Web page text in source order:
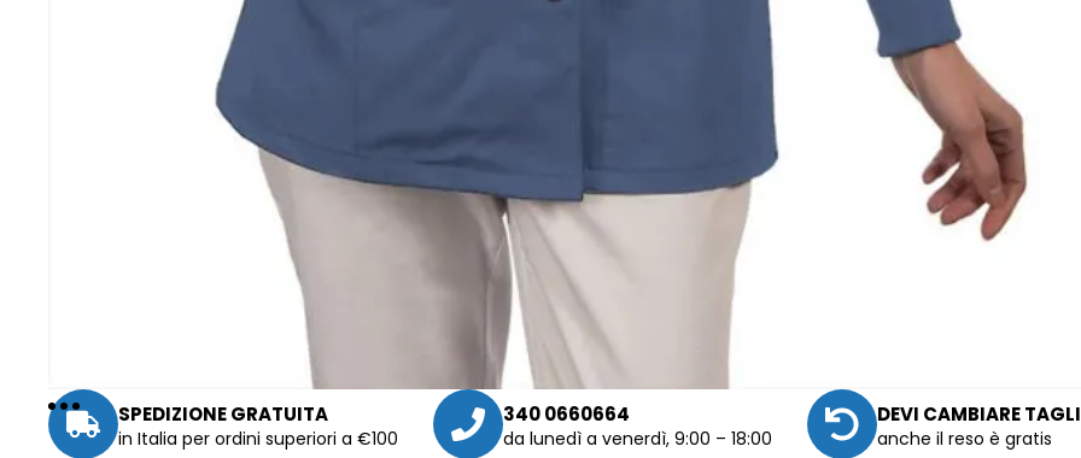
SPEDIZIONE GRATUITA
in Italia per ordini superiori a €100
340 0660664
da lunedì a venerdì, 9:00 – 18:00
DEVI CAMBIARE
anche il reso è gratis